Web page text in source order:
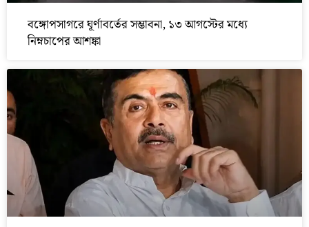
বঙ্গোপসাগরে ঘূর্ণাবর্তের সম্ভাবনা, ১৩ আগস্টের মধ্যে
নিম্নচাপের আশঙ্কা